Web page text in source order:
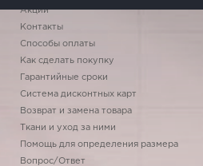
Акции
Контакты
Способы оплаты
Как сделать покупку
Гарантийные сроки
Система дисконтных карт
Возврат и замена товара
Ткани и уход за ними
Помощь для определения размера
Вопрос/Ответ